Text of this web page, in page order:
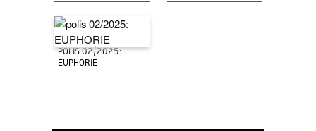
POLIS 02/2025:
EUPHORIE